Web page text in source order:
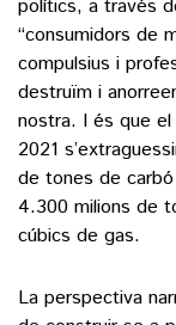
polítics, a través
“consumidors de
compulsius i
destruïm i
nostra. I és que
2021
de tones de
4.300 milions de
cúbics de gas.
La perspectiva